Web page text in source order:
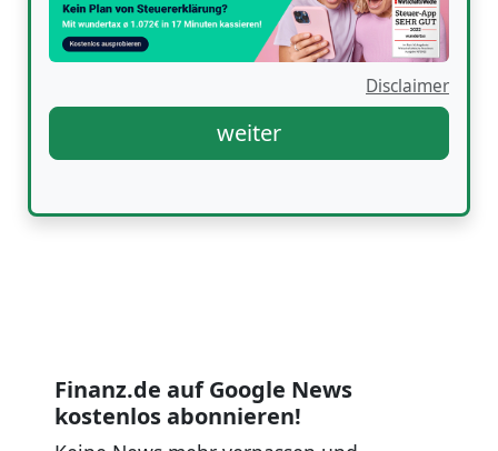
Disclaimer
weiter
Finanz.de auf Google News
kostenlos abonnieren!